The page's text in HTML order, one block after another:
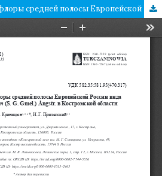
Находка нового для флоры средней полосы Европейской России вида Botrychium lanceolatum (S. G. Gmel.) Ångstr. в Костромской области